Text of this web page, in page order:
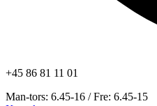
+45 86 81 11 01
Man-tors: 6.45-16 / Fre: 6.45-15